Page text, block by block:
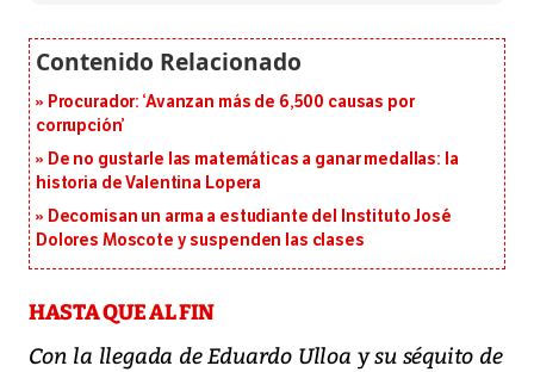
Procurador: ‘Avanzan más de 6,500 causas por
corrupción’
De no gustarle las matemáticas a ganar medallas: la
historia de Valentina Lopera
Decomisan un arma a estudiante del Instituto José
Dolores Moscote y suspenden las clases
HASTA QUE AL FIN
Con la llegada de Eduardo Ulloa y su séquito de